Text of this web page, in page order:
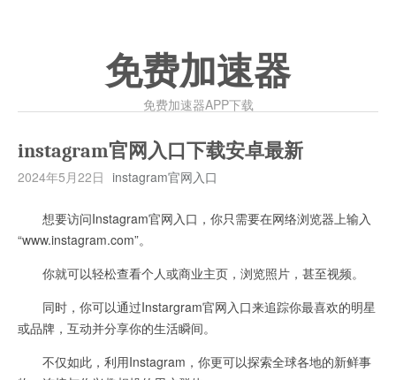
免费加速器
免费加速器APP下载
instagram官网入口下载安卓最新
2024年5月22日 instagram官网入口
想要访问Instagram官网入口，你只需要在网络浏览器上输入
“www.instagram.com”。
你就可以轻松查看个人或商业主页，浏览照片，甚至视频。
同时，你可以通过Instargram官网入口来追踪你最喜欢的明星
或品牌，互动并分享你的生活瞬间。
不仅如此，利用Instagram，你更可以探索全球各地的新鲜事